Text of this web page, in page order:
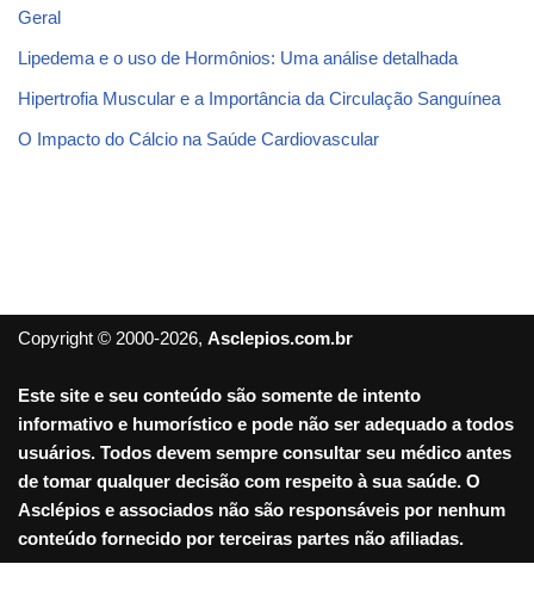
Geral
Lipedema e o uso de Hormônios: Uma análise detalhada
Hipertrofia Muscular e a Importância da Circulação Sanguínea
O Impacto do Cálcio na Saúde Cardiovascular
Copyright © 2000-2026, Asclepios.com.br
Este site e seu conteúdo são somente de intento
informativo e humorístico e pode não ser adequado a todos
usuários. Todos devem sempre consultar seu médico antes
de tomar qualquer decisão com respeito à sua saúde. O
Asclépios e associados não são responsáveis por nenhum
conteúdo fornecido por terceiras partes não afiliadas.